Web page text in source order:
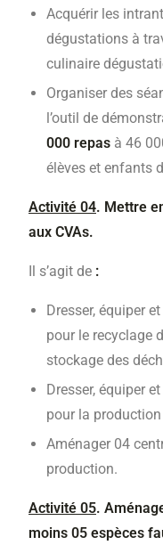
Acquérir les
dégustations à
culinaire
Organiser des
l’outil de
000 repas à 46
élèves et enfants
Activité 04. Mettre
aux CVAs.
Il s’agit de :
Dresser, équiper
pour le recyclage
stockage des
Dresser, équiper
pour la
Aménager 04
production.
Activité 05.
moins 05 espèces